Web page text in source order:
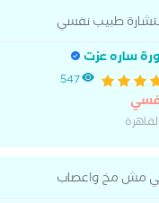
طبيب نفسي
ساره عزت
547
مش مخ واعصاب